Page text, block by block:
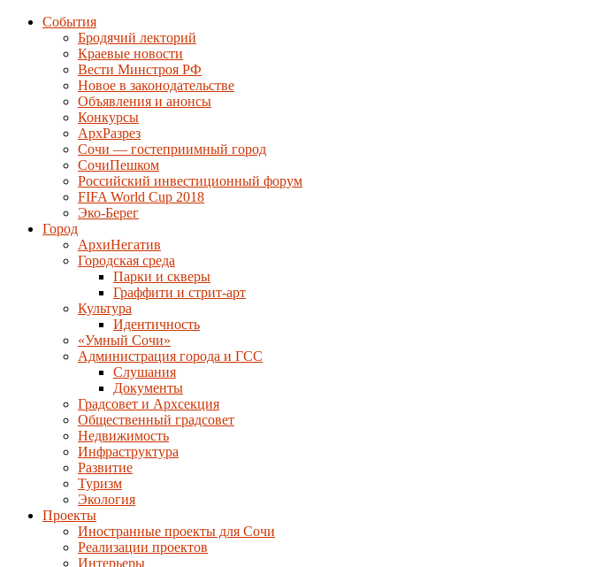
События
Бродячий лекторий
Краевые новости
Вести Минстроя РФ
Новое в законодательстве
Объявления и анонсы
Конкурсы
АрхРазрез
Сочи — гостеприимный город
СочиПешком
Российский инвестиционный форум
FIFA World Cup 2018
Эко-Берег
Город
АрхиНегатив
Городская среда
Парки и скверы
Граффити и стрит-арт
Культура
Идентичность
«Умный Сочи»
Администрация города и ГСС
Слушания
Документы
Градсовет и Архсекция
Общественный градсовет
Недвижимость
Инфраструктура
Развитие
Туризм
Экология
Проекты
Иностранные проекты для Сочи
Реализации проектов
Интерьеры